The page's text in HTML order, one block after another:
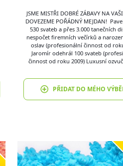
JSME MISTŘI DOBRÉ ZÁBAVY NA
DOVEZEME POŘÁDNÝ MEJDAN!
530 svateb a přes 3.000 tanečních
nespočet firemních večírků a
oslav (profesionální činnost od
Jaromír odehrál 100 svateb
činnost od roku 2009) Luxusní
PŘIDAT DO MÉHO